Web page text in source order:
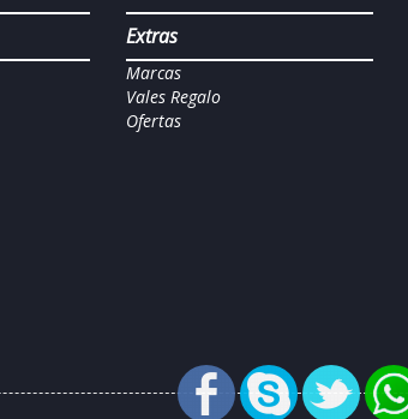
Extras
Marcas
Vales Regalo
Ofertas